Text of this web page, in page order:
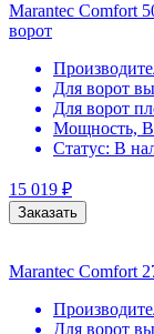
Marantec Comfort
ворот
Для ворот
Для ворот
Мощность,
Статус: В
15 019 ₽
Заказать
Marantec Comfort
Для ворот